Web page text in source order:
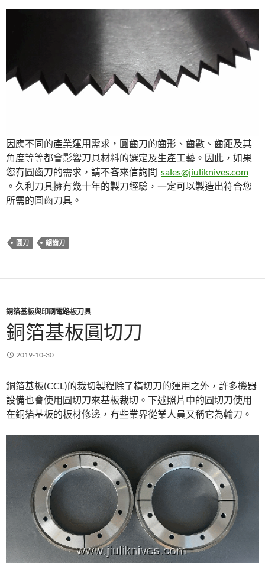
因應不同的產業運用需求，圓齒刀的齒形、齒數、齒距及其
角度等等都會影響刀具材料的選定及生產工藝。因此，如果
您有圓齒刀的需求，請不吝來信詢問 sales@jiuliknives.com
。久利刀具擁有幾十年的製刀經驗，一定可以製造出符合您
所需的圓齒刀具。
圓刀 鋸齒刀
銅箔基板與印刷電路板刀具
銅箔基板圓切刀
2019-10-30
銅箔基板(CCL)的裁切製程除了橫切刀的運用之外，許多機器
設備也會使用圓切刀來基板裁切。下述照片中的圓切刀使用
在銅箔基板的板材修邊，有些業界從業人員又稱它為輪刀。